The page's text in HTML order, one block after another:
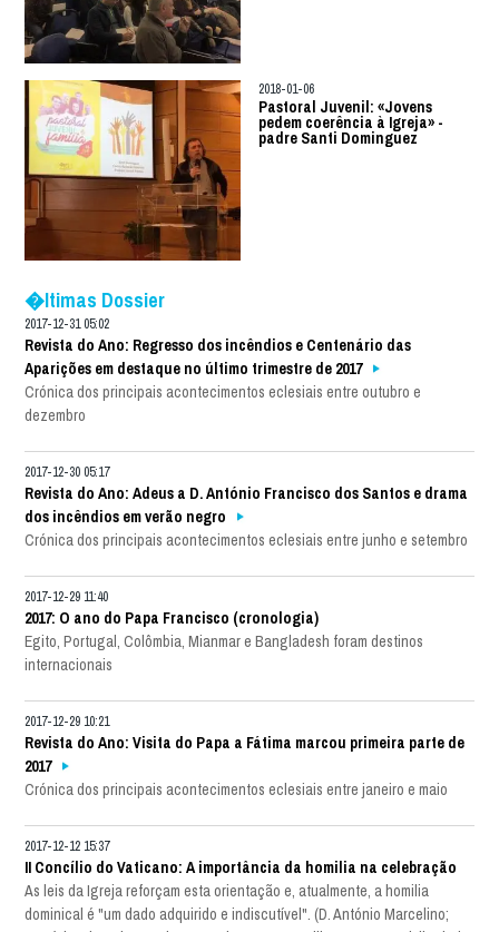
2018-01-06
Pastoral Juvenil: «Jovens
pedem coerência à Igreja» -
padre Santi Dominguez
�ltimas Dossier
2017-12-31 05:02
Revista do Ano: Regresso dos incêndios e Centenário das
Aparições em destaque no último trimestre de 2017
Crónica dos principais acontecimentos eclesiais entre outubro e
dezembro
2017-12-30 05:17
Revista do Ano: Adeus a D. António Francisco dos Santos e drama
dos incêndios em verão negro
Crónica dos principais acontecimentos eclesiais entre junho e setembro
2017-12-29 11:40
2017: O ano do Papa Francisco (cronologia)
Egito, Portugal, Colômbia, Mianmar e Bangladesh foram destinos
internacionais
2017-12-29 10:21
Revista do Ano: Visita do Papa a Fátima marcou primeira parte de
2017
Crónica dos principais acontecimentos eclesiais entre janeiro e maio
2017-12-12 15:37
II Concílio do Vaticano: A importância da homilia na celebração
As leis da Igreja reforçam esta orientação e, atualmente, a homilia
dominical é "um dado adquirido e indiscutível". (D. António Marcelino;